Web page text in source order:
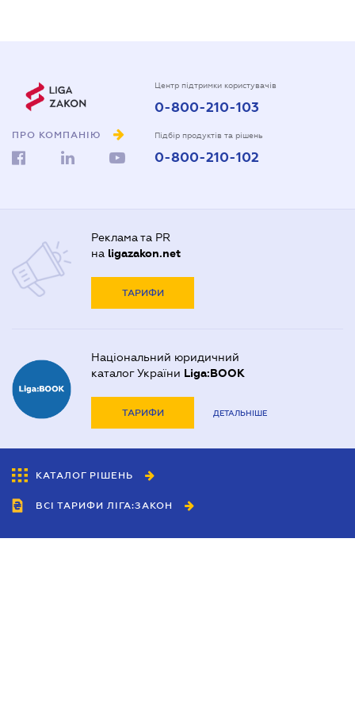
ПРО КОМПАНІЮ
Центр підтримки користувачів
0-800-210-103
Підбір продуктів та рішень
0-800-210-102
Реклама та PR
на ligazakon.net
ТАРИФИ
Національний юридичний
каталог України Liga:BOOK
ТАРИФИ ДЕТАЛЬНІШЕ
КАТАЛОГ РІШЕНЬ
ВСІ ТАРИФИ ЛІГА:ЗАКОН